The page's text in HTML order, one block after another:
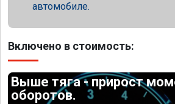
автомобиле.
Включено в стоимость:
Выше тяга - прирост
оборотов.